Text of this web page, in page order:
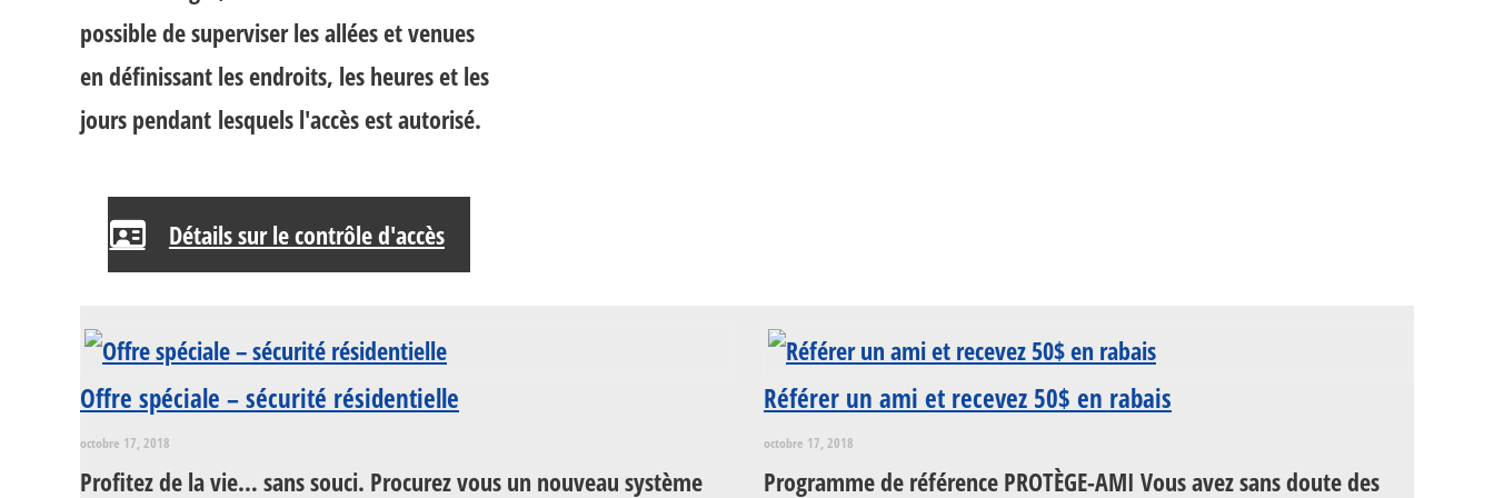
possible de superviser les allées et venues
en définissant les endroits, les heures et les
jours pendant lesquels l'accès est autorisé.
Détails sur le contrôle d'accès
Offre spéciale – sécurité résidentielle
octobre 17, 2018
Profitez de la vie… sans souci. Procurez vous un nouveau système
Référer un ami et recevez 50$ en rabais
octobre 17, 2018
Programme de référence PROTÈGE-AMI Vous avez sans doute des